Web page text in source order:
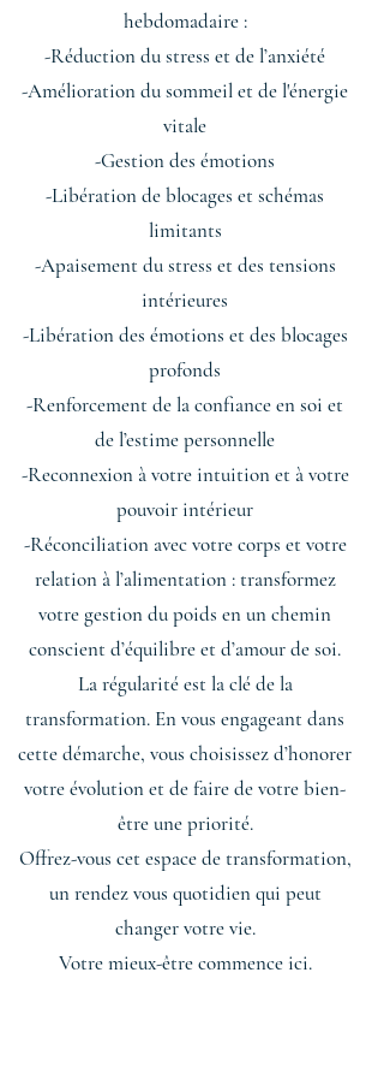
hebdomadaire :
-Réduction du stress et de l’anxiété
-Amélioration du sommeil et de l'énergie
vitale
-Gestion des émotions
-Libération de blocages et schémas
limitants
-Apaisement du stress et des tensions
intérieures
-Libération des émotions et des blocages
profonds
-Renforcement de la confiance en soi et
de l’estime personnelle
-Reconnexion à votre intuition et à votre
pouvoir intérieur
-Réconciliation avec votre corps et votre
relation à l’alimentation : transformez
votre gestion du poids en un chemin
conscient d’équilibre et d’amour de soi.
La régularité est la clé de la
transformation. En vous engageant dans
cette démarche, vous choisissez d’honorer
votre évolution et de faire de votre bien-
être une priorité.
Offrez-vous cet espace de transformation,
un rendez vous quotidien qui peut
changer votre vie.
Votre mieux-être commence ici.